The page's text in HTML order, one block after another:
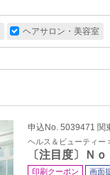
ヘアサロン・美容室
申込No. 5039471 関
ヘルス＆ビューティー
〔注目度〕Ｎ
印刷クーポン 画面